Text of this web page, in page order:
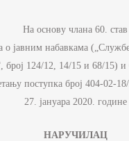
члана 60. став 1.
о јавним набавкама
број 124/12, 14/15 и 68/15) и
поступка број 404-02-
27. јануара 2020. године
НАРУЧИЛАЦ